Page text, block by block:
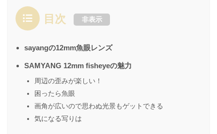
目次 非表示
sayangの12mm魚眼レンズ
SAMYANG 12mm fisheyeの魅力
周辺の歪みが楽しい！
困ったら魚眼
画角が広いので思わぬ光景もゲットできる
気になる写りは